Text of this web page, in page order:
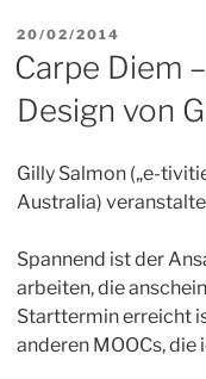
VERÖFFENTLICHT
AM
20/02/2014
Carpe Diem
Design von
Gilly Salmon („e-
Australia)
Spannend ist der
arbeiten, die
Starttermin erreicht
anderen MOOCs, die